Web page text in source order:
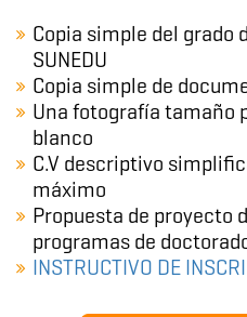
Copia simple del grado
SUNEDU
Copia simple de
Una fotografía tamaño
blanco
C.V descriptivo
máximo
Propuesta de proyecto
programas de
INSTRUCTIVO DE